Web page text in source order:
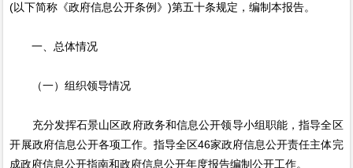
(以下简称《政府信息公开条例》)第五十条规定，编制本报告。
一、总体情况
（一）组织领导情况
充分发挥石景山区政府政务和信息公开领导小组职能，指导全区
开展政府信息公开各项工作。指导全区46家政府信息公开责任主体完
成政府信息公开指南和政府信息公开年度报告编制公开工作。